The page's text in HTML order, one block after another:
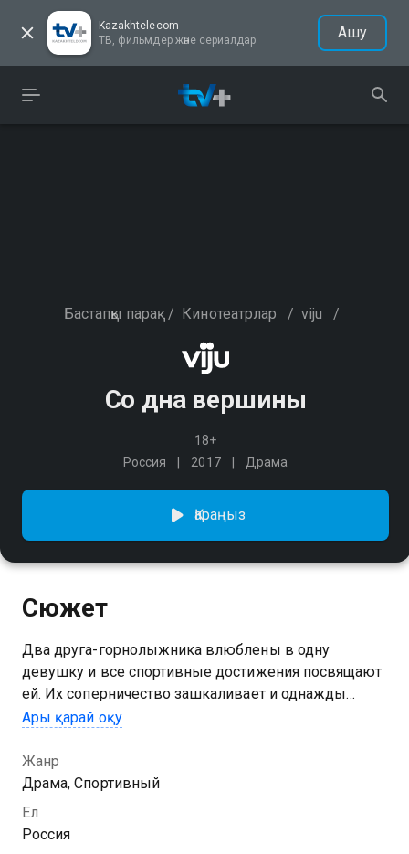
Kazakhtelecom
ТВ, фильмдер және сериалдар
Ашу
Бастапқы парақ / Кинотеатрлар / viju /
Со дна вершины
18+
Россия
2017 Драма
Қараңыз
Сюжет
Два друга-горнолыжника влюблены в одну
девушку и все спортивные достижения посвящают
ей. Их соперничество зашкаливает и однажды
приводит к нелепой трагедии. Теперь одному из них
Ары қарай оқу
Жанр
Драма, Спортивный
Ел
Россия